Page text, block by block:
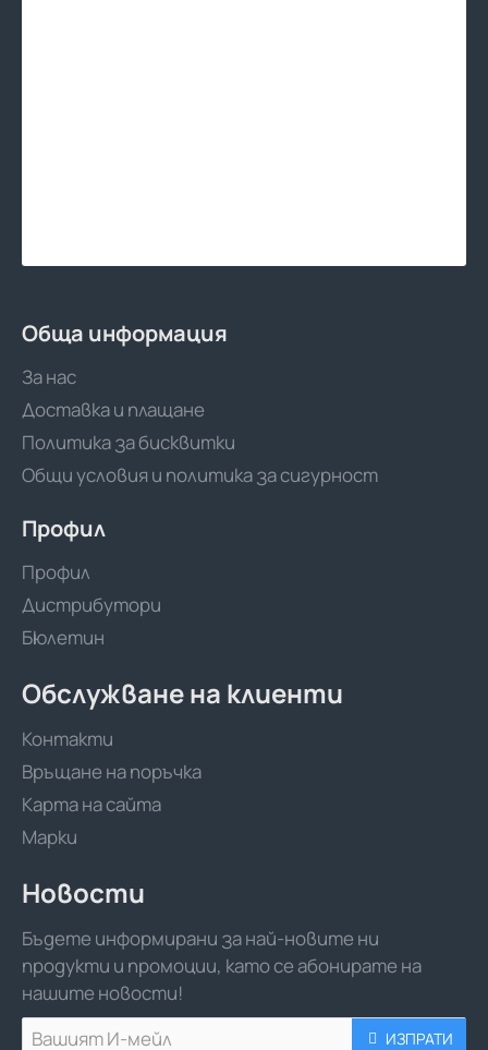
Обща информация
За нас
Доставка и плащане
Политика за бисквитки
Общи условия и политика за сигурност
Профил
Профил
Дистрибутори
Бюлетин
Обслужване на клиенти
Контакти
Връщане на поръчка
Карта на сайта
Марки
Новости
Бъдете информирани за най-новите ни
продукти и промоции, като се абонирате на
нашите новости!
ИЗПРАТИ